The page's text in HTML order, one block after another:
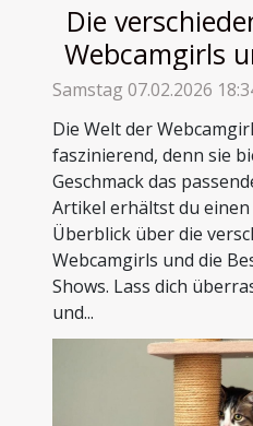
Die
Webcamgirls
Samstag 07.02.2026
Die Welt der
faszinierend, denn sie
Geschmack das
Artikel erhältst du
Überblick über die
Webcamgirls und die
Shows. Lass dich
und...